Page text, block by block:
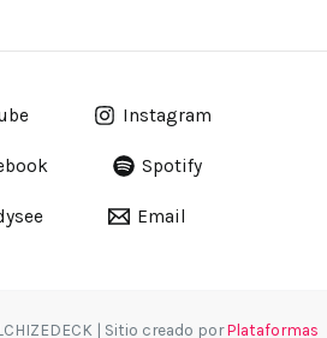
Instagram
Spotify
Email
| Sitio creado porPlataformas